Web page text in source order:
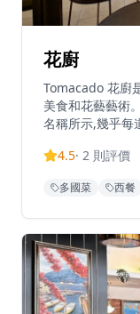
花廚
Tomacado 花廚
美食和花藝藝術
名稱所示,幾乎每
用餐體驗。營業
號舖,距離銅鑼
的果味飲品。
13間分店。
4.5· 2 則評價
多國菜 西餐